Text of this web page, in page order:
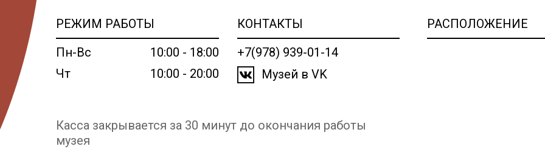
РЕЖИМ РАБОТЫ
Пн-Вс
10:00 - 18:00
Чт
10:00 - 20:00
КОНТАКТЫ
+7(978) 939-01-14
Музей в VK
Касса закрывается за 30 минут до окончания работы
музея
РАСПОЛОЖЕНИЕ